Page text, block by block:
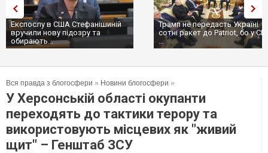
Експослу в США Стефанішиній
вручили нову підозру та
обирають...
Трамп не передасть Україні
сотні ракет до Patriot, бо у
...
Вся правда з блогосфери » Новини блогосфери »
У Херсонській області окупанти
переходять до тактики терору та
використовують місцевих як "живий
щит" – Генштаб ЗСУ